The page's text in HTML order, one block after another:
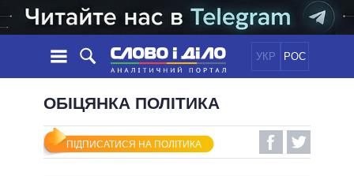
УКР РОС
НОВИНИ
СТРІЧКА
ПОДІЇ
ПОЛІТИКА
ЕКОНОМІКА
ОБIЦЯНКИ
ОБІЦЯНКА ПОЛІТИКА
ПІДПИСАТИСЯ НА ПОЛІТИКА